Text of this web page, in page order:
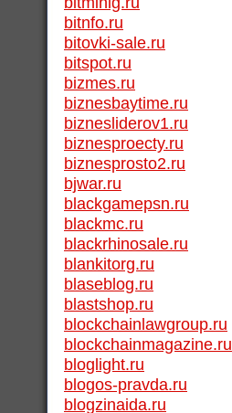
bitnfo.ru
bitovki-sale.ru
bitspot.ru
bizmes.ru
biznesbaytime.ru
biznesliderov1.ru
biznesproecty.ru
biznesprosto2.ru
bjwar.ru
blackgamepsn.ru
blackmc.ru
blackrhinosale.ru
blankitorg.ru
blaseblog.ru
blastshop.ru
blockchainlawgroup.ru
blockchainmagazine.ru
bloglight.ru
blogos-pravda.ru
blogzinaida.ru